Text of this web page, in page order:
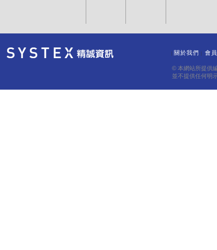
關於我們 會
© 本網站所提供
並不提供任何明